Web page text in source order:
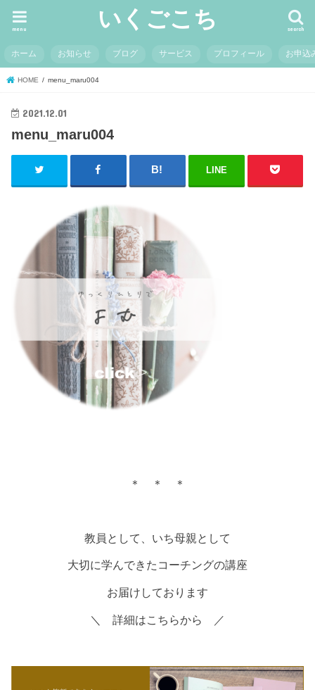
いくごこち search
menu
ホーム お知らせ ブログ サービス プロフィール お申込
HOME menu_maru004
2021.12.01
menu_maru004
LINE
＊ ＊ ＊
教員として、いち母親として
大切に学んできたコーチングの講座
お届けしております
＼ 詳細はこちらから ／